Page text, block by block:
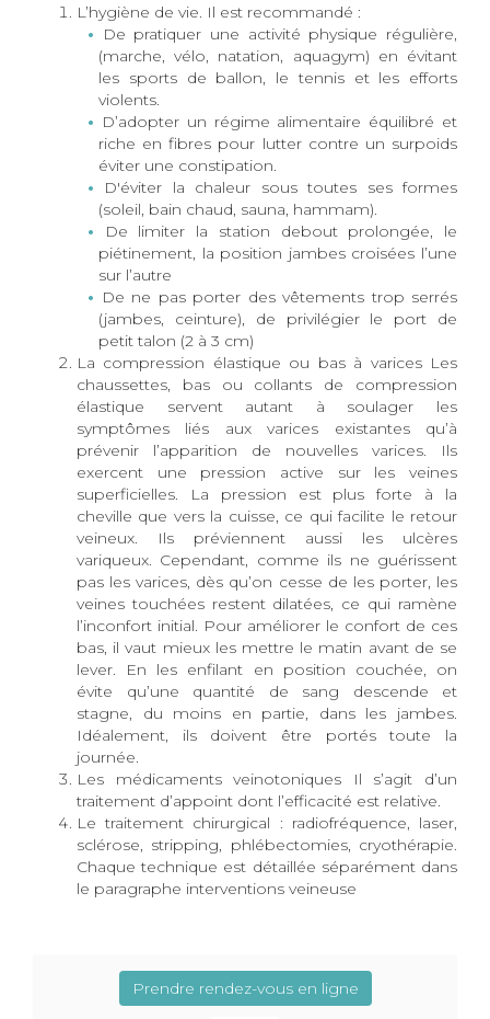
L’hygiène de vie. Il est recommandé :
De pratiquer une activité physique régulière,
(marche, vélo, natation, aquagym) en évitant
les sports de ballon, le tennis et les efforts
violents.
D’adopter un régime alimentaire équilibré et
riche en fibres pour lutter contre un surpoids
éviter une constipation.
D'éviter la chaleur sous toutes ses formes
(soleil, bain chaud, sauna, hammam).
De limiter la station debout prolongée, le
piétinement, la position jambes croisées l’une
sur l’autre
De ne pas porter des vêtements trop serrés
(jambes, ceinture), de privilégier le port de
petit talon (2 à 3 cm)
La compression élastique ou bas à varices Les
chaussettes, bas ou collants de compression
élastique servent autant à soulager les
symptômes liés aux varices existantes qu’à
prévenir l’apparition de nouvelles varices. Ils
exercent une pression active sur les veines
superficielles. La pression est plus forte à la
cheville que vers la cuisse, ce qui facilite le retour
veineux. Ils préviennent aussi les ulcères
variqueux. Cependant, comme ils ne guérissent
pas les varices, dès qu’on cesse de les porter, les
veines touchées restent dilatées, ce qui ramène
l’inconfort initial. Pour améliorer le confort de ces
bas, il vaut mieux les mettre le matin avant de se
lever. En les enfilant en position couchée, on
évite qu’une quantité de sang descende et
stagne, du moins en partie, dans les jambes.
Idéalement, ils doivent être portés toute la
journée.
Les médicaments veinotoniques Il s’agit d’un
traitement d’appoint dont l’efficacité est relative.
Le traitement chirurgical : radiofréquence, laser,
sclérose, stripping, phlébectomies, cryothérapie.
Chaque technique est détaillée séparément dans
le paragraphe interventions veineuse
Prendre rendez-vous en ligne